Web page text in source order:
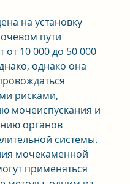
на установку
пути
от 10 000 до 50 000
однако она
рисками,
мочеиспускания и
органов
системы.
мочекаменной
применяться